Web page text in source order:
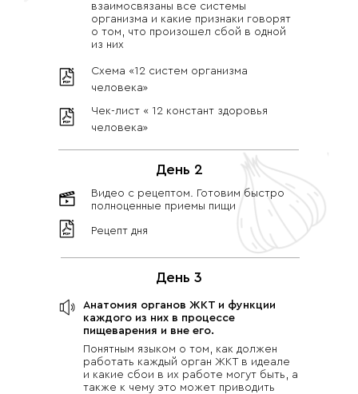
взаимосвязаны все системы
организма и какие признаки говорят
о том, что произошел сбой в одной
из них
Схема «12 систем организма
человека»
Чек-лист « 12 констант здоровья
человека»
День 2
Видео с рецептом. Готовим быстро
полноценные приемы пищи
Рецепт дня
День 3
Анатомия органов ЖКТ и функции
каждого из них в процессе
пищеварения и вне его.
Понятным языком о том, как должен
работать каждый орган ЖКТ в идеале
и какие сбои в их работе могут быть, а
также к чему это может приводить